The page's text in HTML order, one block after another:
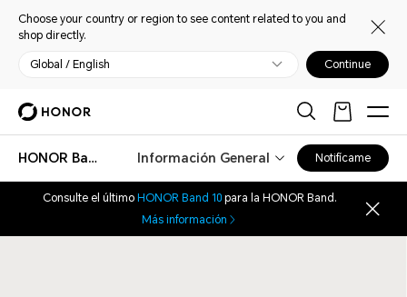
Choose your country or region to see content related to you and
shop directly.
Global / English Continue
HONOR Band 7 Información General Notifícame
Consulte el último HONOR Band 10 para la HONOR Band.
Más información